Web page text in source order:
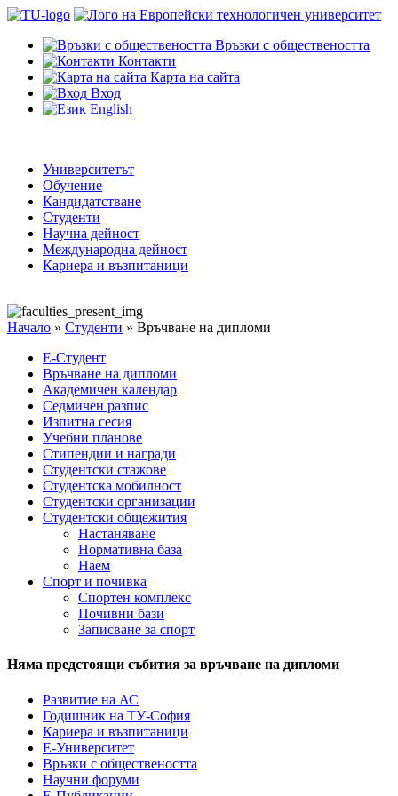
Връзки с обществеността
Контакти
Карта на сайта
Вход
English
Университетът
Обучение
Кандидатстване
Студенти
Научна дейност
Международна дейност
Кариера и възпитаници
Начало » Студенти » Връчване на дипломи
Е-Студент
Връчване на дипломи
Академичен календар
Седмичен разпис
Изпитна сесия
Учебни планове
Стипендии и награди
Студентски стажове
Студентска мобилност
Студентски организации
Студентски общежития
Настаняване
Нормативна база
Наем
Спорт и почивка
Спортен комплекс
Почивни бази
Записване за спорт
Няма предстоящи събития за връчване на дипломи
Развитие на АС
Годишник на ТУ-София
Кариера и възпитаници
Е-Университет
Връзки с обществеността
Научни форуми